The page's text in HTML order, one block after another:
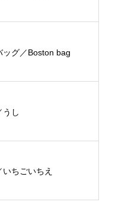
ッグ／Boston bag
し
ちごいちえ